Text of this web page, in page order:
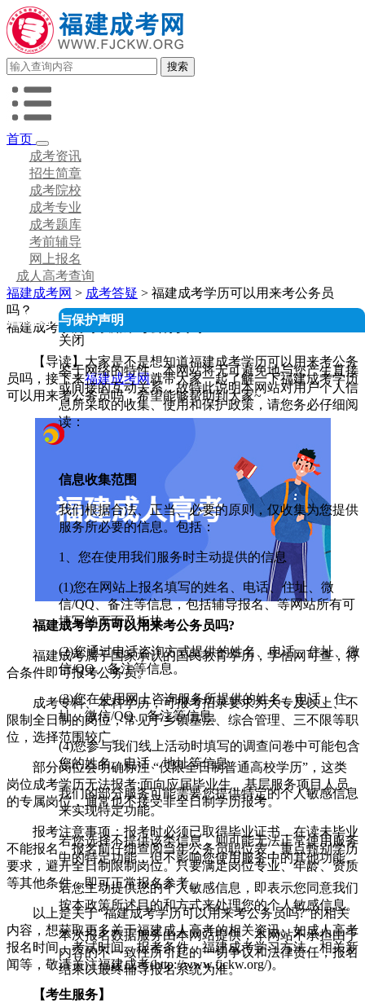
首页
成考资讯
招生简章
成考院校
成考专业
成考题库
考前辅导
网上报名
成人高考查询
福建成考网 > 成考答疑 > 福建成考学历可以用来考公务员
吗？
福建成考学历可以用来考公务员吗？
【导读】大家是不是想知道福建成考学历可以用来考公务
员吗，接下来福建成考网就带大家一起了解一下福建成考学历
可以用来考公务员吗，希望能够帮助到大家~
福建成考学历可以用来考公务员吗?
福建成考属于国家承认的国民教育学历，学信网可查，符
合条件即可报考公务员。
成考专科、本科学历，可报考招录要求为大专及以上、不
限制全日制的岗位，常见于乡镇基层、综合管理、三不限等职
位，选择范围较广。
部分岗位会明确标注 “仅限全日制普通高校学历”，这类
岗位成考学历无法报考;面向应届毕业生、基层服务项目人员
的专属岗位，通常也不接受非全日制学历报考。
报考注意事项：报考时必须已取得毕业证书，在读未毕业
不能报名。报名前仔细查阅当年公务员职位表，重点甄别学历
要求，避开全日制限制岗位。只要满足岗位专业、年龄、资质
等其他条件，即可正常报名参考。
以上是关于“福建成考学历可以用来考公务员吗?”的相关
内容，想获取更多关于福建成人高考的相关资讯，如成人高考
报名时间、考试时间、报考条件、福建成考学习方法、相关新
闻等，敬请关注福建成考(http://www.fjckw.org/)。
【考生服务】
信息授权与保护声明
关闭
鉴于网络的特性，本网站将无可避免地与您产生直接
或间接的互动关系，故特此说明本网站对用户个人信
息所采取的收集、使用和保护政策，请您务必仔细阅
读：
信息收集范围
我们根据合法、正当、必要的原则，仅收集为您提供
服务所必要的信息。包括：
1、您在使用我们服务时主动提供的信息
(1)您在网站上报名填写的姓名、电话、住址、微
信/QQ、备注等信息，包括辅导报名、等网站所有可
填写的页面及板块。
(2)您通过电话咨询方式提供的姓名、电话、住址、微
信/QQ、备注等信息。
(3)您在使用网上咨询服务所提供的姓名、电话、住
址、微信/QQ、备注等信息。
(4)您参与我们线上活动时填写的调查问卷中可能包含
您的姓名、电话、地址等信息。
我们的部分服务可能需要您提供特定的个人敏感信息
来实现特定功能。
若您选择不提供该类信息，则可能无法正常使用服务
中的特定功能，但不影响您使用服务中的其他功能。
若您主动提供您的个人敏感信息，即表示您同意我们
按本政策所述目的和方式来处理您的个人敏感信息。
本次报名数据服务由本网站提供，本网站不承担由于
内容的不一致性所引起的一切争议和法律责任，报名
结果以最终辅导报名系统为准。